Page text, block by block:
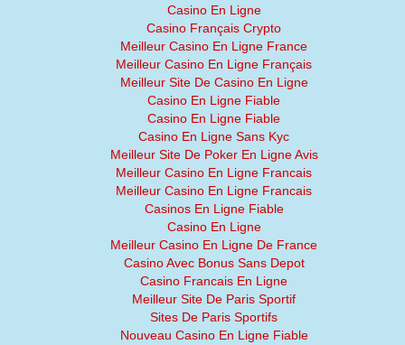
Casino En Ligne
Casino Français Crypto
Meilleur Casino En Ligne France
Meilleur Casino En Ligne Français
Meilleur Site De Casino En Ligne
Casino En Ligne Fiable
Casino En Ligne Fiable
Casino En Ligne Sans Kyc
Meilleur Site De Poker En Ligne Avis
Meilleur Casino En Ligne Francais
Meilleur Casino En Ligne Francais
Casinos En Ligne Fiable
Casino En Ligne
Meilleur Casino En Ligne De France
Casino Avec Bonus Sans Depot
Casino Francais En Ligne
Meilleur Site De Paris Sportif
Sites De Paris Sportifs
Nouveau Casino En Ligne Fiable